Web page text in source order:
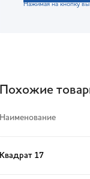
Нажимая на кнопку
Похожие
Наименование
Квадрат 17